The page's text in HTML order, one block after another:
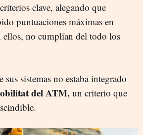
clave, alegando que
puntuaciones máximas en
ellos, no cumplían del todo los
sistemas no estaba integrado
del ATM, un criterio que